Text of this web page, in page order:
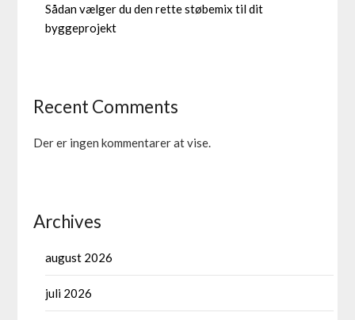
Sådan vælger du den rette støbemix til dit
byggeprojekt
Recent Comments
Der er ingen kommentarer at vise.
Archives
august 2026
juli 2026